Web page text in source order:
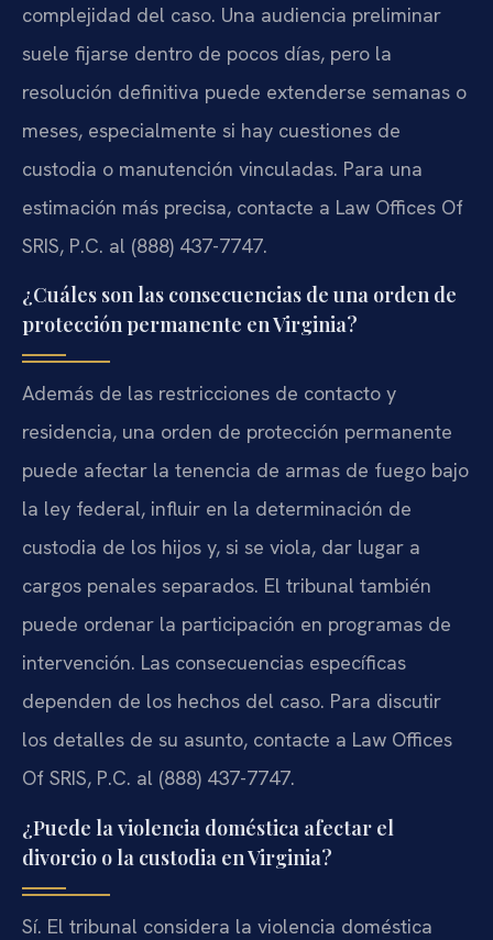
complejidad del caso. Una audiencia preliminar
suele fijarse dentro de pocos días, pero la
resolución definitiva puede extenderse semanas o
meses, especialmente si hay cuestiones de
custodia o manutención vinculadas. Para una
estimación más precisa, contacte a Law Offices Of
SRIS, P.C. al (888) 437-7747.
¿Cuáles son las consecuencias de una orden de
protección permanente en Virginia?
Además de las restricciones de contacto y
residencia, una orden de protección permanente
puede afectar la tenencia de armas de fuego bajo
la ley federal, influir en la determinación de
custodia de los hijos y, si se viola, dar lugar a
cargos penales separados. El tribunal también
puede ordenar la participación en programas de
intervención. Las consecuencias específicas
dependen de los hechos del caso. Para discutir
los detalles de su asunto, contacte a Law Offices
Of SRIS, P.C. al (888) 437-7747.
¿Puede la violencia doméstica afectar el
divorcio o la custodia en Virginia?
Sí. El tribunal considera la violencia doméstica